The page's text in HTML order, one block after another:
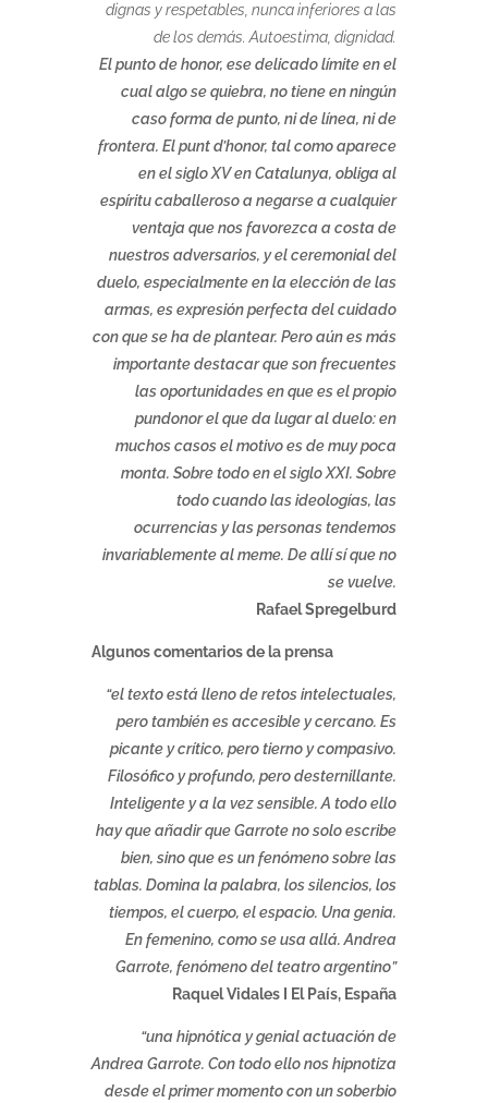
dignas y respetables, nunca inferiores a las
de los demás. Autoestima, dignidad.
El punto de honor, ese delicado límite en el
cual algo se quiebra, no tiene en ningún
caso forma de punto, ni de línea, ni de
frontera. El punt d’honor, tal como aparece
en el siglo XV en Catalunya, obliga al
espíritu caballeroso a negarse a cualquier
ventaja que nos favorezca a costa de
nuestros adversarios, y el ceremonial del
duelo, especialmente en la elección de las
armas, es expresión perfecta del cuidado
con que se ha de plantear. Pero aún es más
importante destacar que son frecuentes
las oportunidades en que es el propio
pundonor el que da lugar al duelo: en
muchos casos el motivo es de muy poca
monta. Sobre todo en el siglo XXI. Sobre
todo cuando las ideologías, las
ocurrencias y las personas tendemos
invariablemente al meme. De allí sí que no
se vuelve.
Rafael Spregelburd
Algunos comentarios de la prensa
“el texto está lleno de retos intelectuales,
pero también es accesible y cercano. Es
picante y crítico, pero tierno y compasivo.
Filosófico y profundo, pero desternillante.
Inteligente y a la vez sensible. A todo ello
hay que añadir que Garrote no solo escribe
bien, sino que es un fenómeno sobre las
tablas. Domina la palabra, los silencios, los
tiempos, el cuerpo, el espacio. Una genia.
En femenino, como se usa allá. Andrea
Garrote, fenómeno del teatro argentino”
Raquel Vidales I El País, España
“una hipnótica y genial actuación de
Andrea Garrote. Con todo ello nos hipnotiza
desde el primer momento con un soberbio